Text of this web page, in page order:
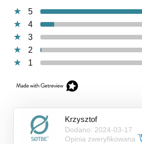
5
4
3
2
1
Krzysztof
Dodano: 2024-03-17
Opinia zweryfikowana